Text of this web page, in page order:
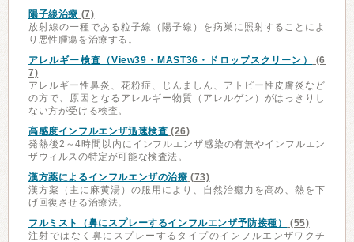
陽子線治療 (7)
放射線の一種である粒子線（陽子線）を病巣に照射することによ
り悪性腫瘍を治療する。
アレルギー検査（View39・MAST36・ドロップスクリーン）
(6
7)
アレルギー性鼻炎、花粉症、じんましん、アトピー性皮膚炎など
の方で、原因となるアレルギー物質（アレルゲン）がはっきりし
ない方が受ける検査。
高感度インフルエンザ迅速検査 (26)
発熱後2～4時間以内にインフルエンザ感染の有無やインフルエン
ザウィルスの特定が可能な検査法。
漢方薬によるインフルエンザの治療 (73)
漢方薬（主に麻黄湯）の服用により、自然治癒力を高め、熱を下
げ回復させる治療法。
フルミスト（鼻にスプレーするインフルエンザ予防接種）
(55)
注射ではなく鼻にスプレーするタイプのインフルエンザワクチ